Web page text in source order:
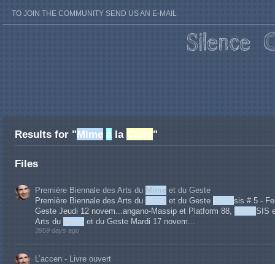
TO JOIN THE COMMUNITY SEND US AN E-MAIL
Results for "Mime àla Carte"
Files
Première Biennale des Arts du Mime et du Geste
Première Biennale des Arts du Mime et du Geste Mimesis # 5 -
Geste Jeudi 12 novem...angano-Massip et Platform 88, MIMESIS
Arts du Mime et du Geste Mardi 17 novem...
3959 days ago
L’accen - Livre ouvert